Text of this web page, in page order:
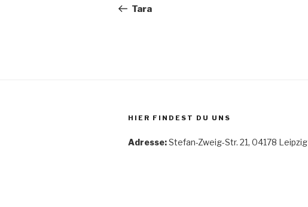
Beitrag
Tara
HIER FINDEST DU UNS
Adresse:Stefan-Zweig-Str. 21, 04178 Leipzig